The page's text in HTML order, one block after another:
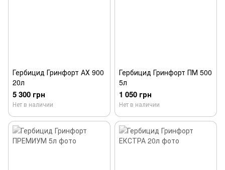
Гербицид Гринфорт АХ 900
20л
5 300 грн
Нет в наличии
Гербицид Гринфорт ПМ 500
5л
1 050 грн
Нет в наличии